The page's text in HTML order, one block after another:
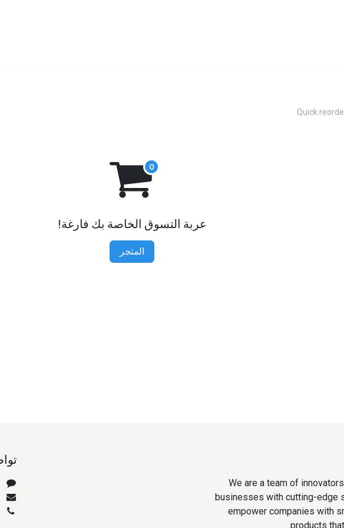
Quick
عربة التسوق الخاصة بك فارغة!
المتجر
We are a team of
businesses with cutting-edge
empower companies with
products